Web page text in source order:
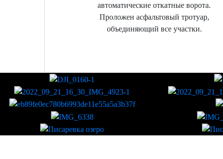
автоматические откатные ворота.
Проложен асфальтовый тротуар,
объединяющий все участки.